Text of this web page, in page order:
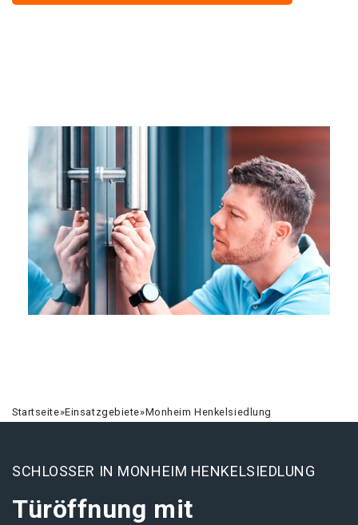
Startseite»Einsatzgebiete»Monheim Henkelsiedlung
SCHLOSSER IN MONHEIM HENKELSIEDLUNG
Türöffnung mit